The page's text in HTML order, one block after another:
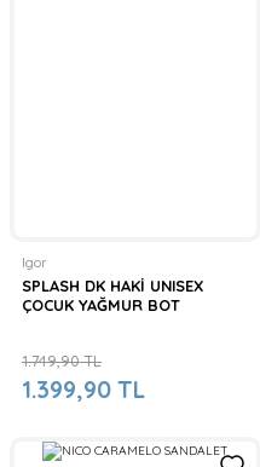
Igor
SPLASH DK HAKİ UNISEX
ÇOCUK YAĞMUR BOT
1.399,90 TL
1.749,90 TL